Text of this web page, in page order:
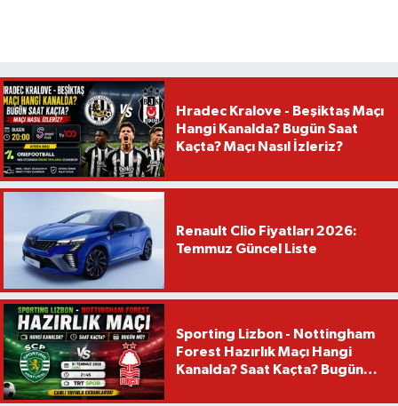
Hradec Kralove - Beşiktaş Maçı
Hangi Kanalda? Bugün Saat
Kaçta? Maçı Nasıl İzleriz?
Renault Clio Fiyatları 2026:
Temmuz Güncel Liste
Sporting Lizbon - Nottingham
Forest Hazırlık Maçı Hangi
Kanalda? Saat Kaçta? Bugün